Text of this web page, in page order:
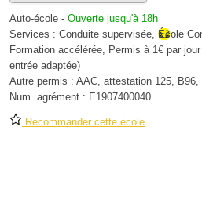
Auto-école - Ouverte jusqu'à 18h
Services : Conduite supervisée, École
Formation accélérée, Permis à 1€ par jour
entrée adaptée)
Autre permis : AAC, attestation 125,
Num. agrément : E1907400040
Recommander cette école